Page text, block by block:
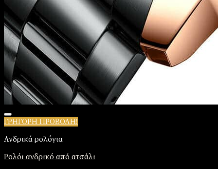
ΓΡΗΓΟΡΗ ΠΡΟΒΟΛΗ!
Ανδρικά ρολόγια
Ρολόι ανδρικό από ατσάλι